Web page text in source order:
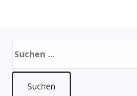
nach: